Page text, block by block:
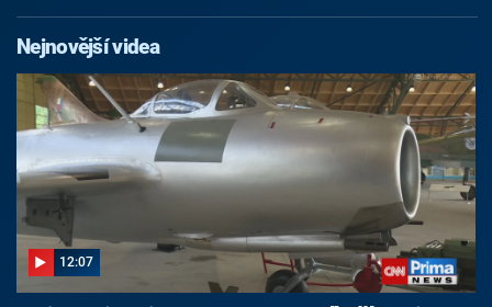
Nejnovější videa
12:07